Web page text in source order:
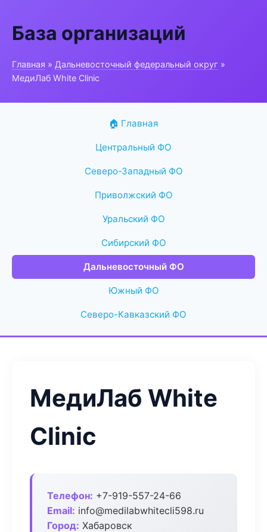
База организаций
Главная » Дальневосточный федеральный округ »
МедиЛаб White Clinic
🏠 Главная
Центральный ФО
Северо-Западный ФО
Приволжский ФО
Уральский ФО
Сибирский ФО
Дальневосточный ФО
Южный ФО
Северо-Кавказский ФО
МедиЛаб White
Clinic
Телефон: +7-919-557-24-66
Email: info@medilabwhitecli598.ru
Город: Хабаровск